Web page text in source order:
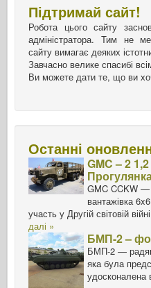
Підтримай сайт!
Робота цього сайту
адміністратора. Тим не
сайту вимагає деяких
Завчасно велике спасибі
Ви можете дати те, що ви
Останні
GMC – 2
GMC CCKW —
вантажівка
участь у Другій світовій
далі »
БМП-2 –
БМП-2 —
яка була
удосконалена